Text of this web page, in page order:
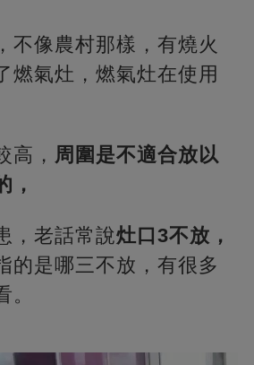
不像農村那樣，有燒火
燃氣灶，燃氣灶在使用
高， 周圍是不適合放以
，
，老話常說灶口3不放，
的是哪三不放，有很多